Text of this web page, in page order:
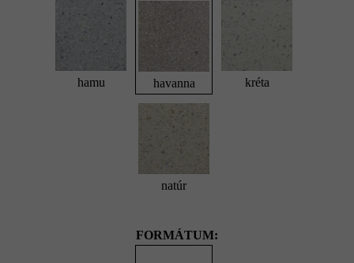
hamu havanna kréta
natúr
FORMÁTUM: